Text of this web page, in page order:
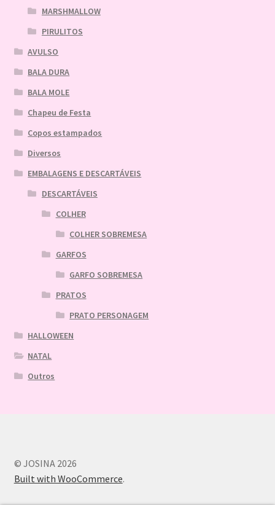
MARSHMALLOW
PIRULITOS
AVULSO
BALA DURA
BALA MOLE
Chapeu de Festa
Copos estampados
Diversos
EMBALAGENS E DESCARTÁVEIS
DESCARTÁVEIS
COLHER
COLHER SOBREMESA
GARFOS
GARFO SOBREMESA
PRATOS
PRATO PERSONAGEM
HALLOWEEN
NATAL
Outros
© JOSINA 2026
Built with WooCommerce.